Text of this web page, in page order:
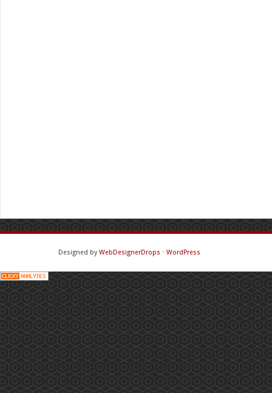
Designed byWebDesignerDrops ⋅ WordPress